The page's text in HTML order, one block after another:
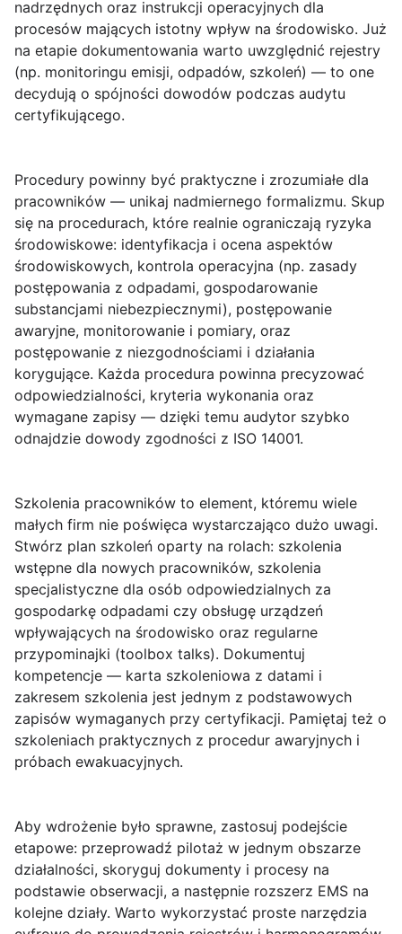
nadrzędnych oraz instrukcji operacyjnych dla
procesów mających istotny wpływ na środowisko. Już
na etapie dokumentowania warto uwzględnić rejestry
(np. monitoringu emisji, odpadów, szkoleń) — to one
decydują o spójności dowodów podczas audytu
certyfikującego.
Procedury powinny być praktyczne i zrozumiałe dla
pracowników — unikaj nadmiernego formalizmu. Skup
się na procedurach, które realnie ograniczają ryzyka
środowiskowe: identyfikacja i ocena aspektów
środowiskowych, kontrola operacyjna (np. zasady
postępowania z odpadami, gospodarowanie
substancjami niebezpiecznymi), postępowanie
awaryjne, monitorowanie i pomiary, oraz
postępowanie z niezgodnościami i działania
korygujące. Każda procedura powinna precyzować
odpowiedzialności, kryteria wykonania oraz
wymagane zapisy — dzięki temu audytor szybko
odnajdzie dowody zgodności z ISO 14001.
Szkolenia pracowników to element, któremu wiele
małych firm nie poświęca wystarczająco dużo uwagi.
Stwórz plan szkoleń oparty na rolach: szkolenia
wstępne dla nowych pracowników, szkolenia
specjalistyczne dla osób odpowiedzialnych za
gospodarkę odpadami czy obsługę urządzeń
wpływających na środowisko oraz regularne
przypominajki (toolbox talks). Dokumentuj
kompetencje — karta szkoleniowa z datami i
zakresem szkolenia jest jednym z podstawowych
zapisów wymaganych przy certyfikacji. Pamiętaj też o
szkoleniach praktycznych z procedur awaryjnych i
próbach ewakuacyjnych.
Aby wdrożenie było sprawne, zastosuj podejście
etapowe: przeprowadź pilotaż w jednym obszarze
działalności, skoryguj dokumenty i procesy na
podstawie obserwacji, a następnie rozszerz EMS na
kolejne działy. Warto wykorzystać proste narzędzia